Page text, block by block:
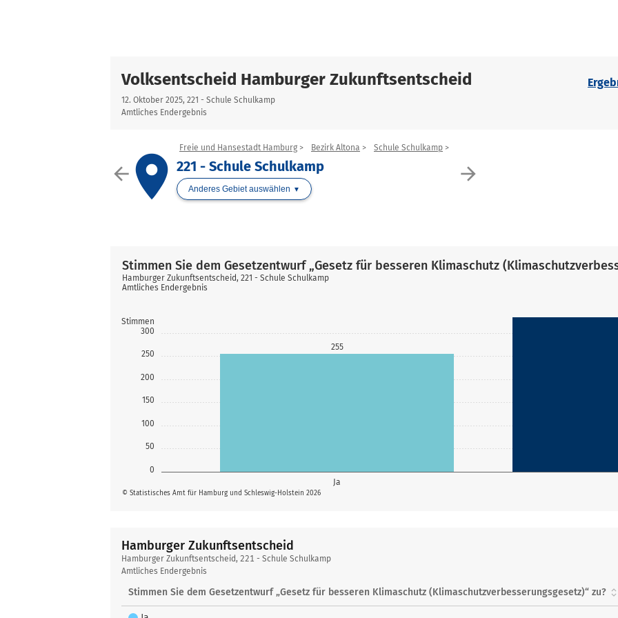
Volksentscheid Hamburger Zukunftsentscheid
12. Oktober 2025, 221 - Schule Schulkamp
Amtliches Endergebnis
arrow_back arrow_forward
place
Freie und Hansestadt Hamburg Bezirk Altona Schule Schulkamp
221 - Schule Schulkamp
Anderes Gebiet auswählen
0
50
100
150
200
250
300
Stimmen
Ja
255
© Statistisches Amt für Hamburg und Schleswig-Holstein 2026
Stimmen Sie dem Gesetzentwurf „Gesetz für besseren Klimaschutz
Hamburger Zukunftsentscheid, 221 - Schule Schulkamp
Amtliches Endergebnis
Hamburger Zukunftsentscheid
Hamburger
Zukunftsentscheid
Hamburger Zukunftsentscheid, 221 - Schule Schulkamp
Amtliches Endergebnis
Stimmen Sie dem Gesetzentwurf „Gesetz für besseren Klimaschutz (Klimaschutzverbesserungsgesetz)“ zu?